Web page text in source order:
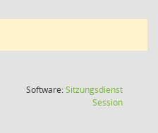
Software:Sitzungsdienst
Session(Wird in